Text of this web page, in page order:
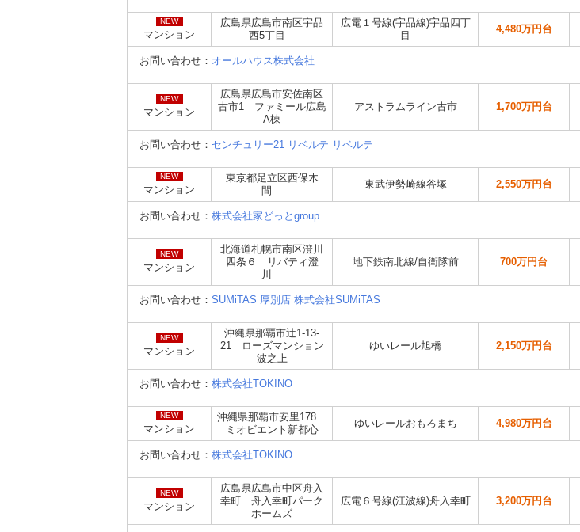
NEW
マンション
広島県広島市南区宇品
西5丁目
広電１号線(宇品線)宇品四丁
目
4,480万円台
お問い合わせ： オールハウス株式会社
NEW
マンション
広島県広島市安佐南区
古市1 ファミール広島
A棟
アストラムライン古市 1,700万円台
お問い合わせ： センチュリー21 リベルテ リベルテ
NEW
マンション
東京都足立区西保木
間
東武伊勢崎線谷塚 2,550万円台
お問い合わせ： 株式会社家どっとgroup
NEW
マンション
北海道札幌市南区澄川
四条６ リバティ澄
川
地下鉄南北線/自衛隊前 700万円台
お問い合わせ： SUMiTAS 厚別店 株式会社SUMiTAS
NEW
マンション
沖縄県那覇市辻1-13-
21 ローズマンション
波之上
ゆいレール旭橋 2,150万円台
お問い合わせ： 株式会社TOKINO
NEW
マンション
沖縄県那覇市安里178
ミオビエント新都心
ゆいレールおもろまち 4,980万円台
お問い合わせ： 株式会社TOKINO
NEW
マンション
広島県広島市中区舟入
幸町 舟入幸町パーク
ホームズ
広電６号線(江波線)舟入幸町 3,200万円台